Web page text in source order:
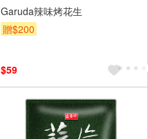
Garuda辣味烤花生
贈$200
$59